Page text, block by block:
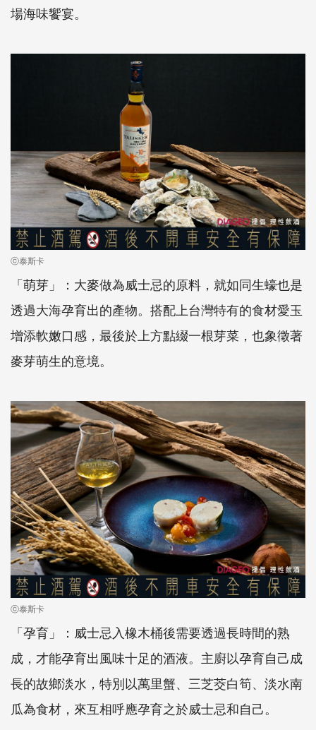
場海味饗宴。
ⓒ泰斯卡
「萌芽」：大麥做為威士忌的原料，就如同生蠔也是
透過大海孕育出的產物。搭配上台灣特有的食材愛玉
增添軟嫩口感，最後於上方點綴一根芽菜，也象徵著
麥芽萌生的意境。
ⓒ泰斯卡
「孕育」：威士忌入橡木桶後需要透過長時間的熟
成，才能孕育出風味十足的酒液。主廚以孕育自己成
長的故鄉淡水，特別以萬里蟹、三芝茭白筍、淡水南
瓜為食材，來互相呼應孕育之於威士忌和自己。